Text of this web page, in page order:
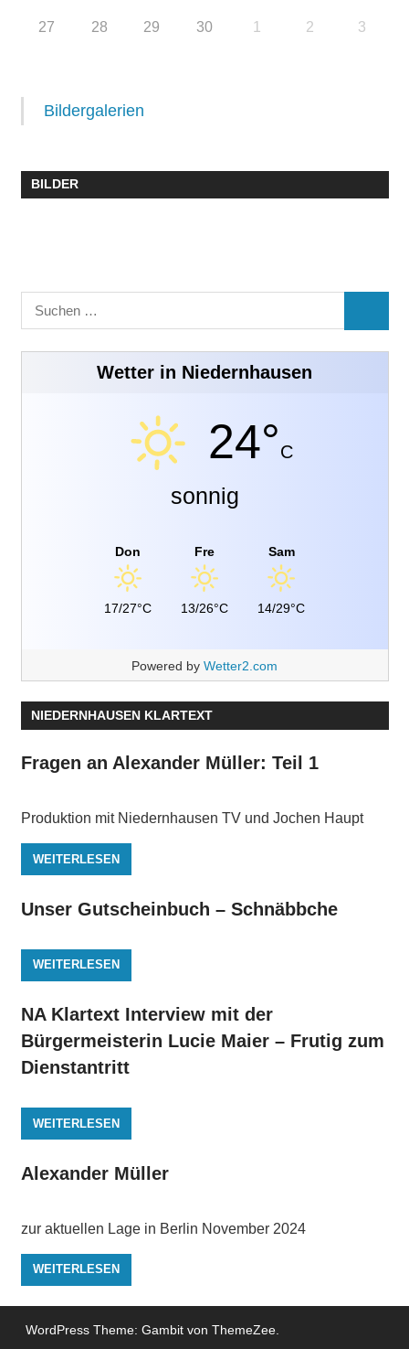
27 28 29 30 1 2 3
Bildergalerien
BILDER
Suchen
nach:
Wetter in Niedernhausen
24°C
sonnig
Don
17/27°C
Fre
13/26°C
Sam
14/29°C
Powered by Wetter2.com
NIEDERNHAUSEN KLARTEXT
Fragen an Alexander Müller: Teil 1
Produktion mit Niedernhausen TV und Jochen Haupt
WEITERLESEN
Unser Gutscheinbuch – Schnäbbche
WEITERLESEN
NA Klartext Interview mit der
Bürgermeisterin Lucie Maier – Frutig zum
Dienstantritt
WEITERLESEN
Alexander Müller
zur aktuellen Lage in Berlin November 2024
WEITERLESEN
WordPress Theme: Gambit von ThemeZee.